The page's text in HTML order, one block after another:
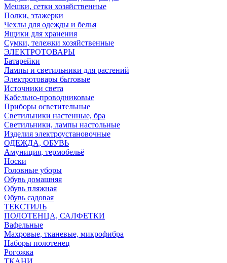
Мешки, сетки хозяйственные
Полки, этажерки
Чехлы для одежды и белья
Ящики для хранения
Сумки, тележки хозяйственные
ЭЛЕКТРОТОВАРЫ
Батарейки
Лампы и светильники для растений
Электротовары бытовые
Источники света
Кабельно-проводниковые
Приборы осветительные
Светильники настенные, бра
Светильники, лампы настольные
Изделия электроустановочные
ОДЕЖДА, ОБУВЬ
Амуниция, термобельё
Носки
Головные уборы
Обувь домашняя
Обувь пляжная
Обувь садовая
ТЕКСТИЛЬ
ПОЛОТЕНЦА, САЛФЕТКИ
Вафельные
Махровые, тканевые, микрофибра
Наборы полотенец
Рогожка
ТКАНИ